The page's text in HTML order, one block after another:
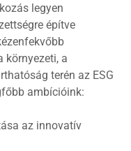
legyen
építve
környezeti, a
terén az ESG
ambícióink:
az innovatív